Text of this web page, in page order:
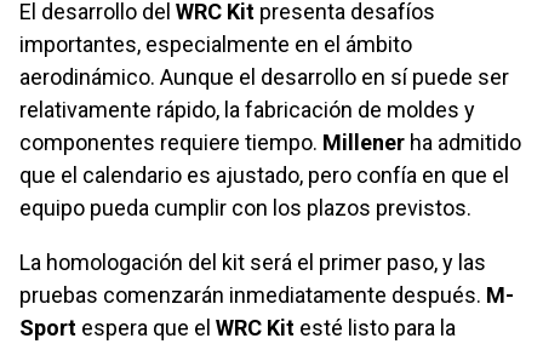
El desarrollo del WRC Kit presenta desafíos
importantes, especialmente en el ámbito
aerodinámico. Aunque el desarrollo en sí puede ser
relativamente rápido, la fabricación de moldes y
componentes requiere tiempo. Millener ha admitido
que el calendario es ajustado, pero confía en que el
equipo pueda cumplir con los plazos previstos.
La homologación del kit será el primer paso, y las
pruebas comenzarán inmediatamente después. M-
Sport espera que el WRC Kit esté listo para la